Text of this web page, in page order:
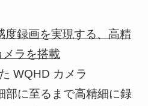
度録画を実現する、高精
ラを搭載
WQHD カメラ
部に至るまで高精細に録